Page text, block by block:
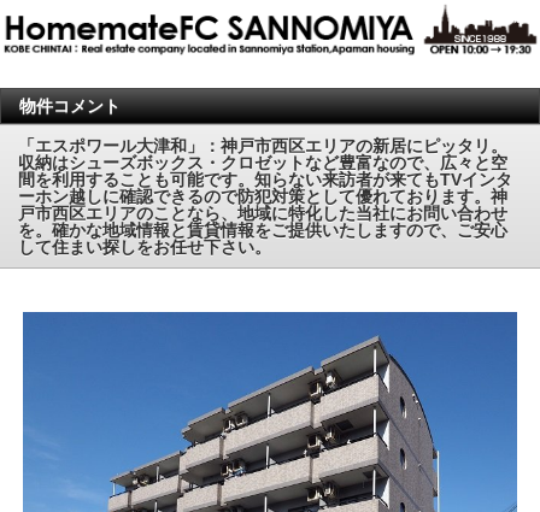
物件コメント
「エスポワール大津和」：神戸市西区エリアの新居にピッタリ。
収納はシューズボックス・クロゼットなど豊富なので、広々と空
間を利用することも可能です。知らない来訪者が来てもTVインタ
ーホン越しに確認できるので防犯対策として優れております。神
戸市西区エリアのことなら、地域に特化した当社にお問い合わせ
を。確かな地域情報と賃貸情報をご提供いたしますので、ご安心
して住まい探しをお任せ下さい。